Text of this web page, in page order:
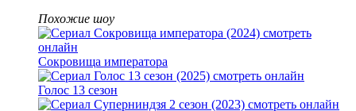
Похожие шоу
Сокровища императора
Голос 13 сезон